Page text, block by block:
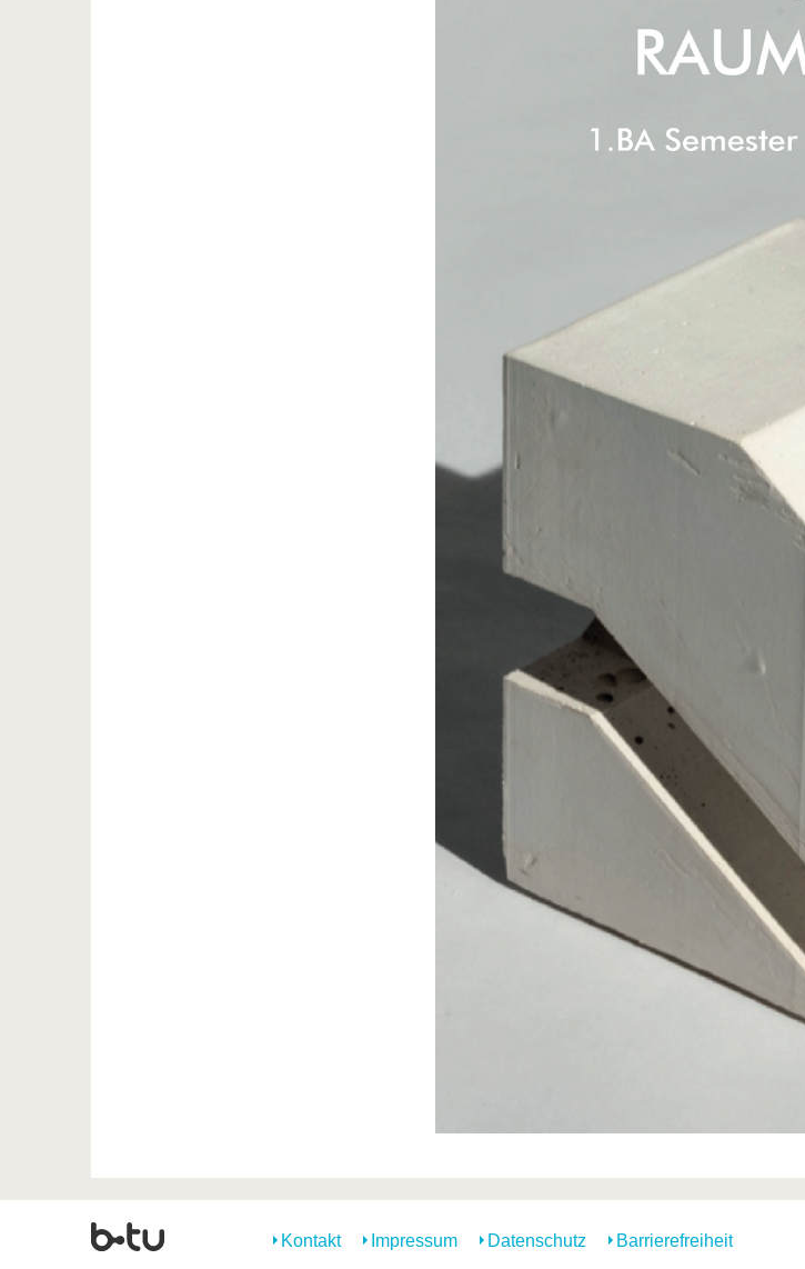
Kontakt Impressum Datenschutz Barrierefreiheit